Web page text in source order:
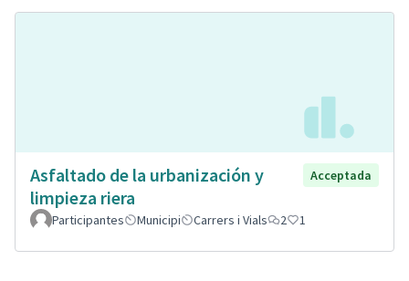
Asfaltado de la urbanización y
limpieza riera
Acceptada
Participantes Municipi Carrers i Vials 2 1